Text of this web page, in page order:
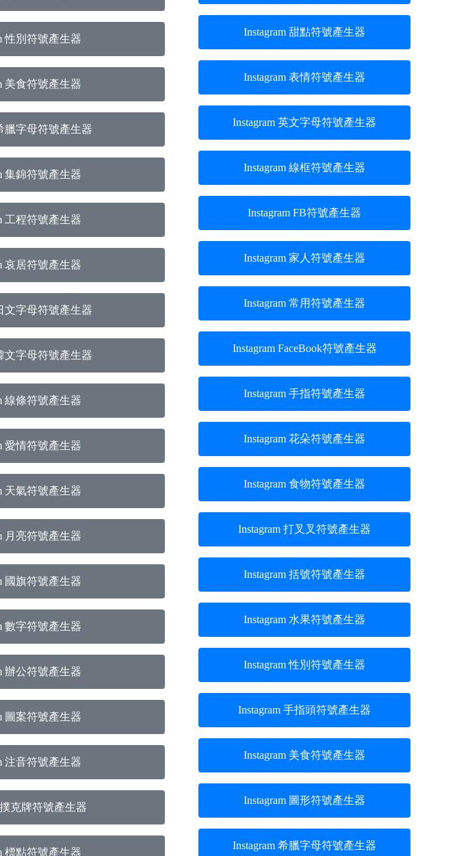
性別符號產生器
美食符號產生器
臘字母符號產生器
集錦符號產生器
工程符號產生器
哀居符號產生器
文字母符號產生器
文字母符號產生器
線條符號產生器
愛情符號產生器
天氣符號產生器
月亮符號產生器
國旗符號產生器
數字符號產生器
辦公符號產生器
圖案符號產生器
注音符號產生器
撲克牌符號產生器
標點符號產生器
Instagram 甜點符號產生器
Instagram 表情符號產生器
Instagram 英文字母符號產生器
Instagram 線框符號產生器
Instagram FB符號產生器
Instagram 家人符號產生器
Instagram 常用符號產生器
Instagram FaceBook符號產生器
Instagram 手指符號產生器
Instagram 花朵符號產生器
Instagram 食物符號產生器
Instagram 打叉叉符號產生器
Instagram 括號符號產生器
Instagram 水果符號產生器
Instagram 性別符號產生器
Instagram 手指頭符號產生器
Instagram 美食符號產生器
Instagram 圖形符號產生器
Instagram 希臘字母符號產生器